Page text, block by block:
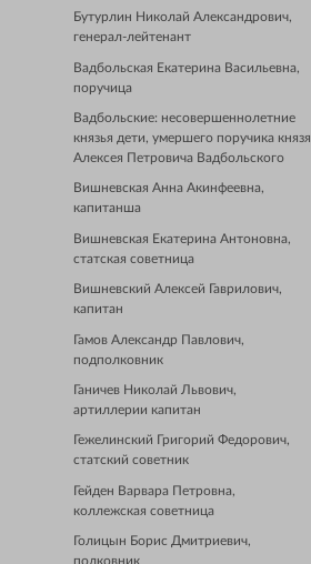
Бутурлин Николай Александрович,
генерал-лейтенант
Вадбольская Екатерина Васильевна,
поручица
Вадбольские: несовершеннолетние
князья дети, умершего поручика князя
Алексея Петровича Вадбольского
Вишневская Анна Акинфеевна,
капитанша
Вишневская Екатерина Антоновна,
статская советница
Вишневский Алексей Гаврилович,
капитан
Гамов Александр Павлович,
подполковник
Ганичев Николай Львович,
артиллерии капитан
Гежелинский Григорий Федорович,
статский советник
Гейден Варвара Петровна,
коллежская советница
Голицын Борис Дмитриевич,
полковник